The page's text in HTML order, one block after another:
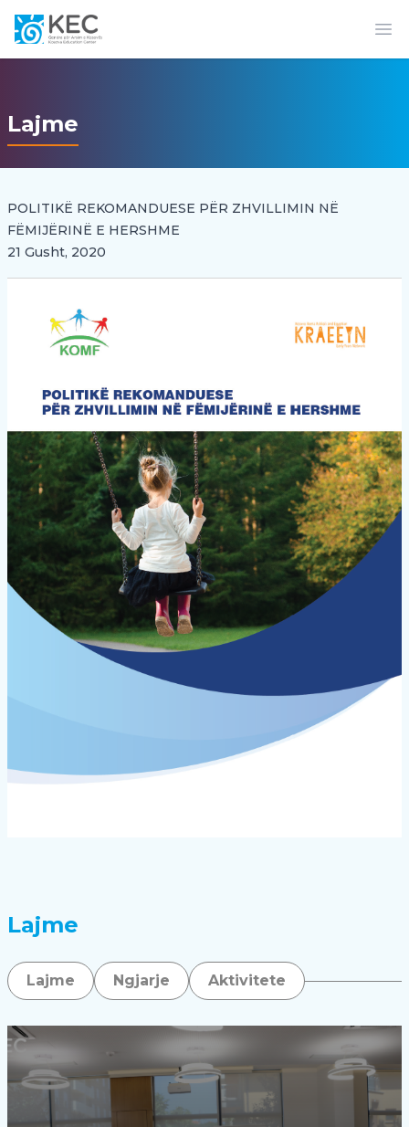
Lajme
POLITIKË REKOMANDUESE PËR ZHVILLIMIN NË
FËMIJËRINË E HERSHME
21 Gusht, 2020
Lajme
Lajme Ngjarje Aktivitete